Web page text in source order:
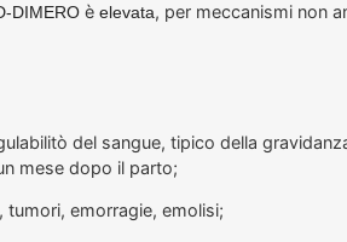
DIMERO è elevata, per meccanismi non
del sangue, tipico della
mese dopo il parto;
tumori, emorragie, emolisi;